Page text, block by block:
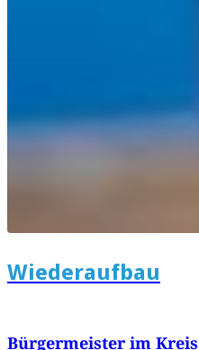
Wiederaufbau
Bürgermeister im